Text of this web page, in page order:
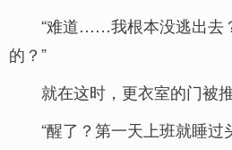
“难道……我根本没逃出去
的？”
就在这时，更衣室的门被
“醒了？第一天上班就睡过